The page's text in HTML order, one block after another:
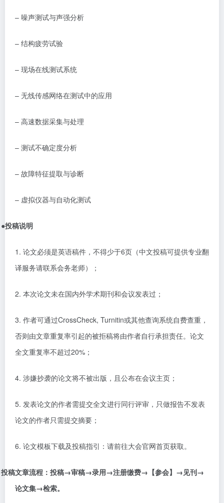
– 噪声测试与声强分析
– 结构疲劳试验
– 现场在线测试系统
– 无线传感网络在测试中的应用
– 高速数据采集与处理
– 测试不确定度分析
– 故障特征提取与诊断
– 虚拟仪器与自动化测试
●投稿说明
1. 论文必须是英语稿件，不得少于6页（中文投稿可提供专业翻
译服务请联系会务老师）；
2. 本次论文未在国内外学术期刊和会议发表过；
3. 作者可通过CrossCheck, Turnitin或其他查询系统自费查重，
否则由文章重复率引起的被拒稿将由作者自行承担责任。论文
全文重复率不超过20% ；
4. 涉嫌抄袭的论文将不被出版，且公布在会议主页；
5. 发表论文的作者需提交全文进行同行评审，只做报告不发表
论文的作者只需提交摘要；
6. 论文模板下载及投稿指引：请前往大会官网首页获取。
投稿文章流程：投稿→审稿→录用→注册缴费→【参会】→见刊→
论文集→检索。